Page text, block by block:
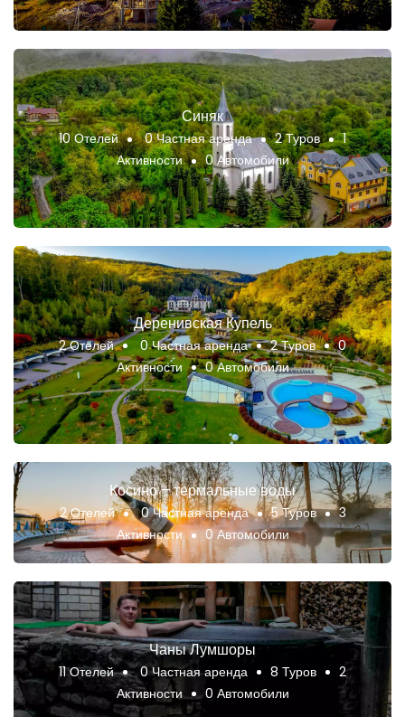
Синяк
10 Отелей 0 Частная аренда 2 Туров
1
Активности
0 Автомобили
Деренивская Купель
2 Отелей 0 Частная аренда 2 Туров
0
Активности
0 Автомобили
Косино – термальные воды
2 Отелей 0 Частная аренда 5 Туров
3
Активности
0 Автомобили
Чаны Лумшоры
11 Отелей 0 Частная аренда 8 Туров
2
Активности
0 Автомобили